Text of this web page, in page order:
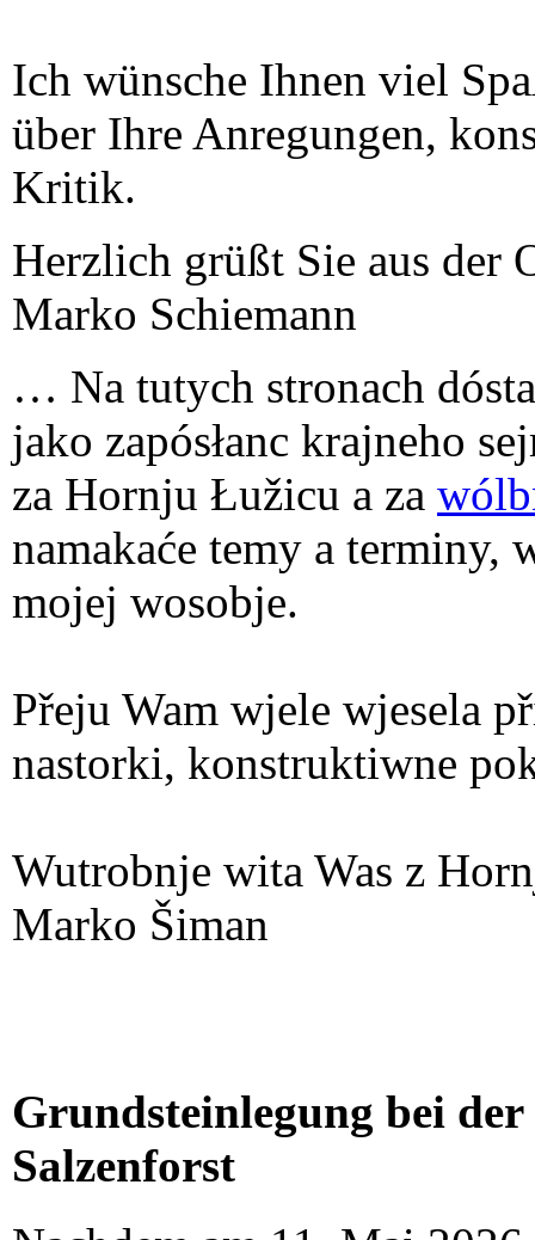
Ich wünsche Ihnen viel
über Ihre Anregungen,
Kritik.
Herzlich grüßt Sie aus der
Marko Schiemann
… Na tutych stronach
jako zapósłanc krajneho
za Hornju Łužicu a za
namakaće temy a terminy,
mojej wosobje.
Přeju Wam wjele wjesela
nastorki, konstruktiwne
Wutrobnje wita Was z
Marko Šiman
Grundsteinlegung bei
Salzenforst